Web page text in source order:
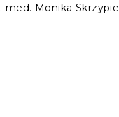
med. Monika